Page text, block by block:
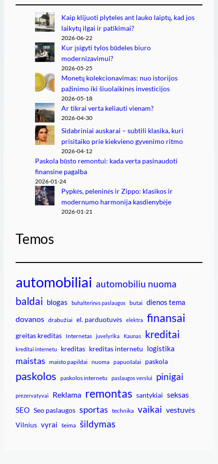
Kaip klijuoti plyteles ant lauko laiptų, kad jos
laikytų ilgai ir patikimai?
2026-06-22
Kur įsigyti tylos būdeles biuro
modernizavimui?
2026-05-25
Monetų kolekcionavimas: nuo istorijos
pažinimo iki šiuolaikinės investicijos
2026-05-18
Ar tikrai verta keliauti vienam?
2026-04-30
Sidabriniai auskarai – subtili klasika, kuri
prisitaiko prie kiekvieno gyvenimo ritmo
2026-04-12
Paskola būsto remontui: kada verta pasinaudoti
finansine pagalba
2026-01-24
Pypkės, peleninės ir Zippo: klasikos ir
modernumo harmonija kasdienybėje
2026-01-21
Temos
automobiliai automobiliu nuoma
baldai blogas buhalterinės paslaugos butai dienos tema
dovanos drabužiai el. parduotuvės elektra finansai
greitas kreditas Internetas juvelyrika Kaunas kreditai
kreditai internetu kreditas kreditas internetu logistika
maistas maisto papildai nuoma papuošalai paskola
paskolos paskolos internetu paslaugos verslui pinigai
prezervatyvai Reklama remontas santykiai seksas
SEO Seo paslaugos sportas technika vaikai vestuvės
Vilnius vyrai šeima šildymas